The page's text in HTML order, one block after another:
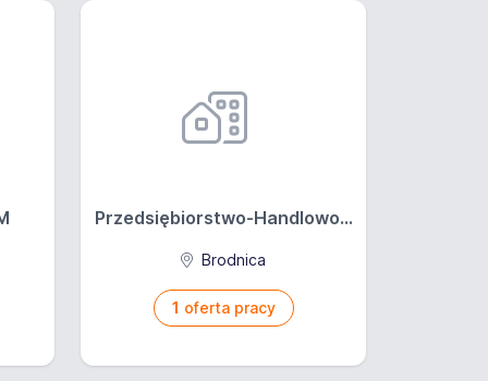
Przedsiębiorstwo-Handlowo...
Brodnica
1 oferta pracy